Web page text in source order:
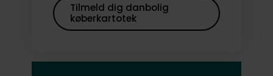
Tilmeld dig danbolig
køberkartotek